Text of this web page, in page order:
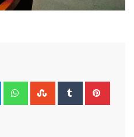
LinkedIn WhatsappStumbleUpon
Tumblr